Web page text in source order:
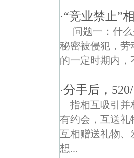
·“竞业禁止”
问题一：什
秘密被侵犯，劳
的一定时期内
·分手后，
指相互吸引并
有约会，互送
互相赠送礼物、
想...